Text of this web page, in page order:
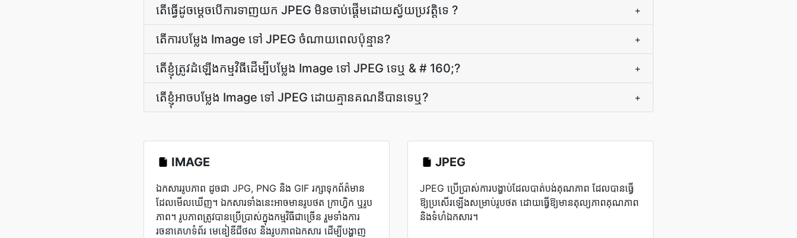
តើ​ធ្វើ​ដូចម្តេច​បើ​ការ​ទាញយក JPEG មិន​ចាប់ផ្ដើម​ដោយ​ស្វ័យប្រវត្តិ​ទេ ? +
តើ​ការ​បម្លែង Image ទៅ JPEG ចំណាយពេល​ប៉ុន្មាន​? +
តើ​ខ្ញុំ​ត្រូវ​ដំឡើង​កម្មវិធី​ដើម្បី​បម្លែង Image ទៅ JPEG ទេ​ឬ & # 160;? +
តើ​ខ្ញុំ​អាច​បម្លែង Image ទៅ JPEG ដោយ​គ្មាន​គណនី​បាន​ទេ​ឬ? +
IMAGE
ឯកសាររូបភាព ដូចជា JPG, PNG និង GIF រក្សាទុកព័ត៌មាន
ដែលមើលឃើញ។ ឯកសារទាំងនេះអាចមានរូបថត ក្រាហ្វិក ឬរូប
ភាព។ រូបភាពត្រូវបានប្រើប្រាស់ក្នុងកម្មវិធីជាច្រើន រួមទាំងការ
រចនាគេហទំព័រ មេឌៀឌីជីថល និងរូបភាពឯកសារ ដើម្បីបង្ហាញ
JPEG
JPEG ប្រើប្រាស់​ការបង្ហាប់​ដែលបាត់បង់​គុណភាព​ ដែល​បាន​ធ្វើ​
ឱ្យ​ប្រសើរ​ឡើង​សម្រាប់​រូបថត ដោយ​ធ្វើ​ឱ្យ​មាន​តុល្យភាព​គុណភាព
និង​ទំហំ​ឯកសារ។